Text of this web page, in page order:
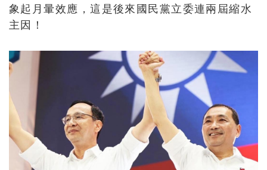
象起月暈效應，這是後來國民黨立委連兩屆縮水
主因！